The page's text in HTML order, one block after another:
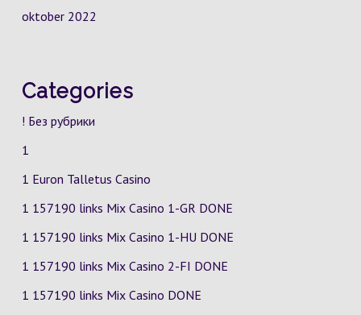
oktober 2022
Categories
! Без рубрики
1
1 Euron Talletus Casino
1 157190 links Mix Casino 1-GR DONE
1 157190 links Mix Casino 1-HU DONE
1 157190 links Mix Casino 2-FI DONE
1 157190 links Mix Casino DONE